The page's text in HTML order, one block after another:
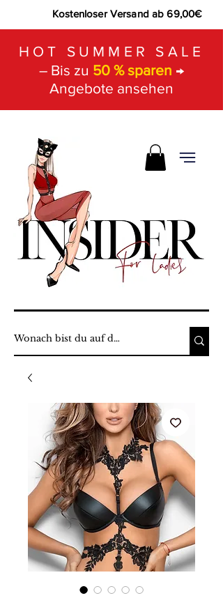
Kostenloser Versand ab 69,00€
HOT SUMMER SALE
– Bis zu 50 % sparen →
Angebote ansehen